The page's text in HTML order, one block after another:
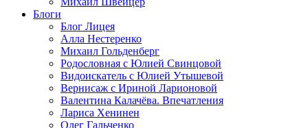
Блоги
Блог Лицея
Алла Нестеренко
Михаил Гольденберг
Родословная с Юлией Свинцовой
Видоискатель с Юлией Утышевой
Вернисаж с Ириной Ларионовой
Валентина Калачёва. Впечатления
Лариса Хенинен
Олег Гальченко